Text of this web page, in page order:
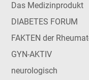
Das Medizinprodukt
DIABETES FORUM
FAKTEN der
GYN-AKTIV
neurologisch